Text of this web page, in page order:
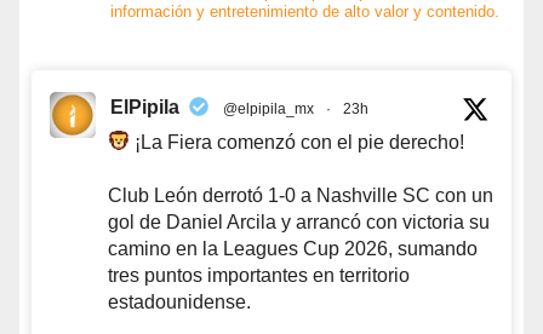
información y entretenimiento de alto valor y contenido.
ElPipila @elpipila_mx · 23h
¡La Fiera comenzó con el pie derecho!
Club León derrotó 1-0 a Nashville SC con un
gol de Daniel Arcila y arrancó con victoria su
camino en la Leagues Cup 2026, sumando
tres puntos importantes en territorio
estadounidense.